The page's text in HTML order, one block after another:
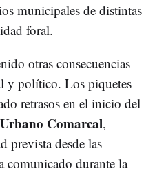
municipales de distintas
foral.
otras consecuencias
y político. Los piquetes
retrasos en el inicio del
Comarcal,
prevista desde las
comunicado durante la